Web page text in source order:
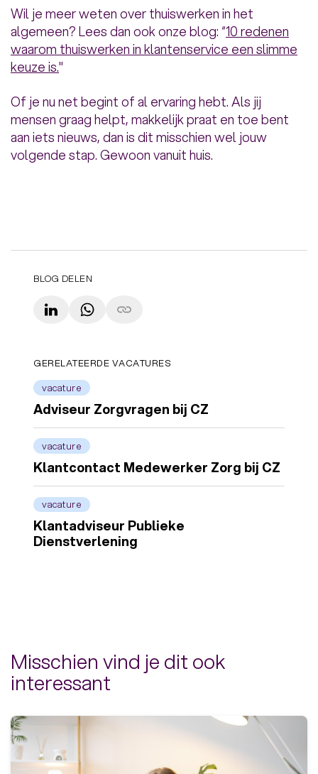
Wil je meer weten over thuiswerken in het
algemeen? Lees dan ook onze blog: “10 redenen
waarom thuiswerken in klantenservice een slimme
keuze is."
Of je nu net begint of al ervaring hebt. Als jij
mensen graag helpt, makkelijk praat en toe bent
aan iets nieuws, dan is dit misschien wel jouw
volgende stap. Gewoon vanuit huis.
BLOG DELEN
LinkedInWhatsAppCopy link
GERELATEERDE VACATURES
vacature
Adviseur Zorgvragen bij CZ
vacature
Klantcontact Medewerker Zorg bij CZ
vacature
Klantadviseur Publieke
Dienstverlening
Misschien vind je dit ook
interessant